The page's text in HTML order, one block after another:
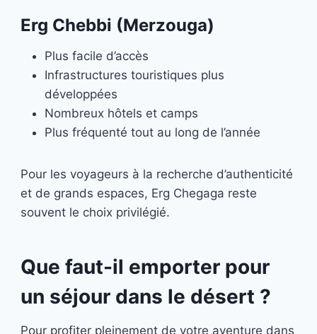
Erg Chebbi (Merzouga)
Plus facile d’accès
Infrastructures touristiques plus
développées
Nombreux hôtels et camps
Plus fréquenté tout au long de l’année
Pour les voyageurs à la recherche d’authenticité
et de grands espaces, Erg Chegaga reste
souvent le choix privilégié.
Que faut-il emporter pour
un séjour dans le désert ?
Pour profiter pleinement de votre aventure dans